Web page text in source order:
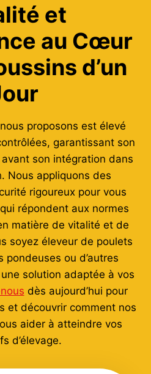
et
au Cœur
d’un
proposons est élevé
garantissant son
son intégration dans
Nous appliquons des
rigoureux pour vous
répondent aux normes
matière de vitalité et de
soyez éleveur de poulets
pondeuses ou d’autres
solution adaptée à vos
dès aujourd’hui pour
et découvrir comment nos
aider à atteindre vos
d’élevage.